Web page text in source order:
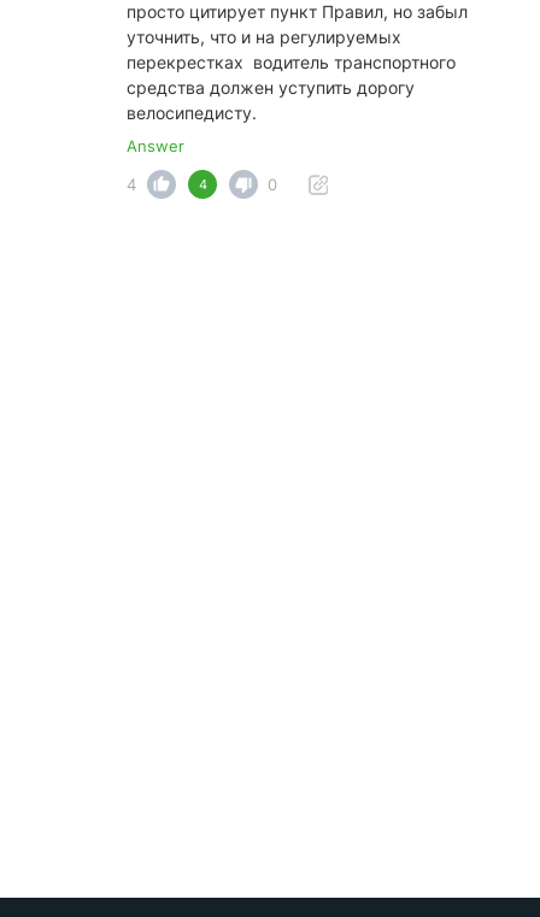
просто цитирует пункт Правил, но забыл
уточнить, что и на регулируемых
перекрестках водитель транспортного
средства должен уступить дорогу
велосипедисту.
Answer
4
4 0